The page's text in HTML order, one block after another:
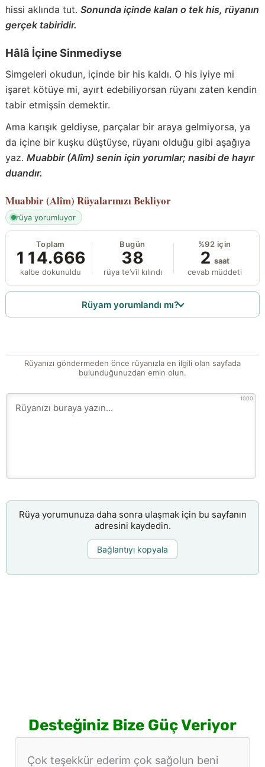
hissi aklında tut. Sonunda içinde kalan o tek his, rüyanın
gerçek tabiridir.
Hâlâ İçine Sinmediyse
Simgeleri okudun, içinde bir his kaldı. O his iyiye mi
işaret kötüye mi, ayırt edebiliyorsan rüyanı zaten kendin
tabir etmişsin demektir.
Ama karışık geldiyse, parçalar bir araya gelmiyorsa, ya
da içine bir kuşku düştüyse, rüyanı olduğu gibi aşağıya
yaz. Muabbir (Alîm) senin için yorumlar; nasibi de hayır
duandır.
Muabbir (Alîm) Rüyalarınızı Bekliyor
rüya yorumluyor
Toplam
114.666
kalbe dokunuldu
Bugün
38
rüya te’vîl kılındı
%92 için
2 saat
cevab müddeti
Rüyam yorumlandı mı?
Rüyanızı göndermeden önce rüyanızla en ilgili olan sayfada
bulunduğunuzdan emin olun.
1000
Rüya yorumunuza daha sonra ulaşmak için bu sayfanın
adresini kaydedin.
Bağlantıyı kopyala
Desteğiniz Bize Güç Veriyor
Çok teşekkür ederim çok sağolun beni